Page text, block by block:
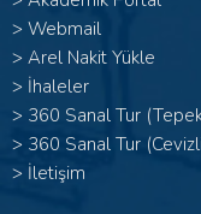
> Webmail
> Arel Nakit Yükle
> İhaleler
> 360 Sanal Tur
> 360 Sanal Tur
> İletişim